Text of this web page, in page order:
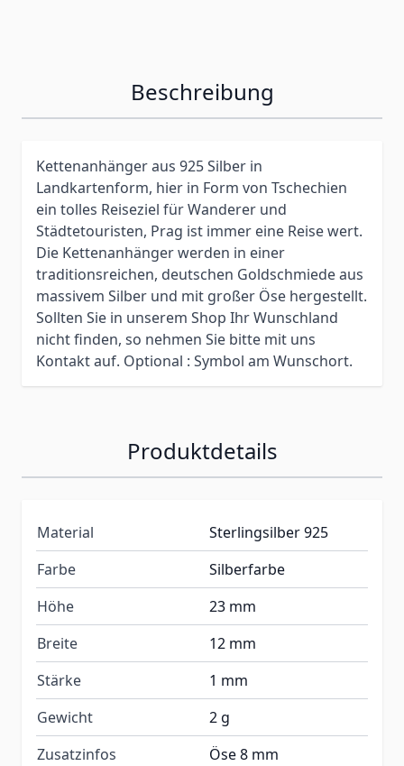
Beschreibung
Kettenanhänger aus 925 Silber in
Landkartenform, hier in Form von Tschechien
ein tolles Reiseziel für Wanderer und
Städtetouristen, Prag ist immer eine Reise wert.
Die Kettenanhänger werden in einer
traditionsreichen, deutschen Goldschmiede aus
massivem Silber und mit großer Öse hergestellt.
Sollten Sie in unserem Shop Ihr Wunschland
nicht finden, so nehmen Sie bitte mit uns
Kontakt auf. Optional : Symbol am Wunschort.
Produktdetails
Material
Sterlingsilber 925
Farbe
Silberfarbe
Höhe
23 mm
Breite
12 mm
Stärke
1 mm
Gewicht
2 g
Zusatzinfos
Öse 8 mm